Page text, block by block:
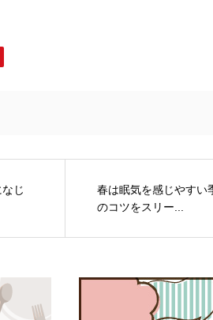
じ
春は眠気を感じやすい
のコツをスリー...